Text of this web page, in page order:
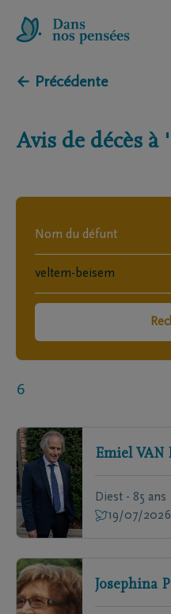
← Précédente
Avis de décès à
6
Emiel VAN
Diest - 85 ans
19/07/2026
Josephina